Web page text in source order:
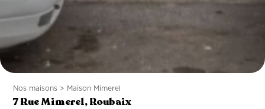
Nos maisons > Maison Mimerel
7 Rue Mimerel, Roubaix